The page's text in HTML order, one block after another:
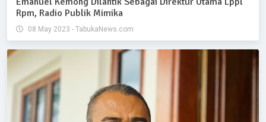
Rpm, Radio Publik Mimika
08 May 2023 - TabukaNews.com